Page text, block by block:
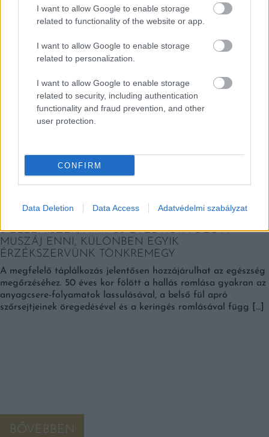
I want to allow Google to enable storage
related to functionality of the website or app.
I want to allow Google to enable storage
related to personalization.
I want to allow Google to enable storage
related to security, including authentication
functionality and fraud prevention, and other
user protection.
CONFIRM
Data Deletion Data Access Adatvédelmi szabályzat
Ínyenc
6 ÉLELMISZER, AMIT 50 ÉVES KOR FÖLÖTT
MUSZÁJ ENNI, KÜLÖNBEN EGYIK
ÉRZÉKSZERVÜNK TÖNKREMEGY
A megfelelő táplálkozás jelentősen hozzájárulhat az egészség
megőrzéséhez. 50 éves kor fölött a hallás romlása gyakran az
anyagcsere-folyamatok lassulásával, a belső fül apró
szőrsejtjeinek öregedésével és a keringés romlásával függ […]
BŐVEBBEN